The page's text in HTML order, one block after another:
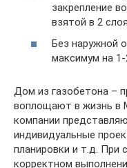
закрепление
взятой в 2 слоя.
Без наружной
максимум на 1-
Дом из газобетона –
воплощают в жизнь в
компании
индивидуальные
планировки и т.д. При
корректном